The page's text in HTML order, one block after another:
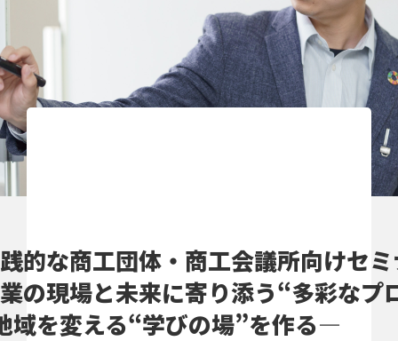
的な商工団体・商工会議所向けセ
の現場と未来に寄り添う“多彩なプ
域を変える“学びの場”を作る―